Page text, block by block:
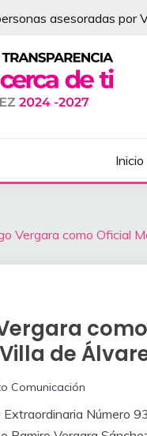
asesoradas por
DEL Inicio
Vergara como Oficial
de
Comunicación
Número